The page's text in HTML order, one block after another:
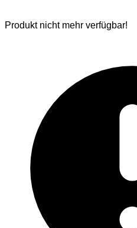
Produkt nicht mehr verfügbar!